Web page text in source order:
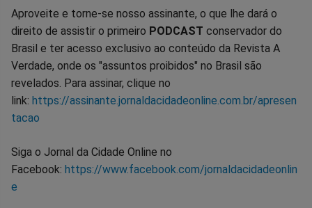
Aproveite e torne-se nosso assinante, o que lhe dará o
direito de assistir o primeiro PODCAST conservador do
Brasil e ter acesso exclusivo ao conteúdo da Revista A
Verdade, onde os "assuntos proibidos" no Brasil são
revelados. Para assinar, clique no
link: https://assinante.jornaldacidadeonline.com.br/apresen
tacao
Siga o Jornal da Cidade Online no
Facebook: https://www.facebook.com/jornaldacidadeonlin
e